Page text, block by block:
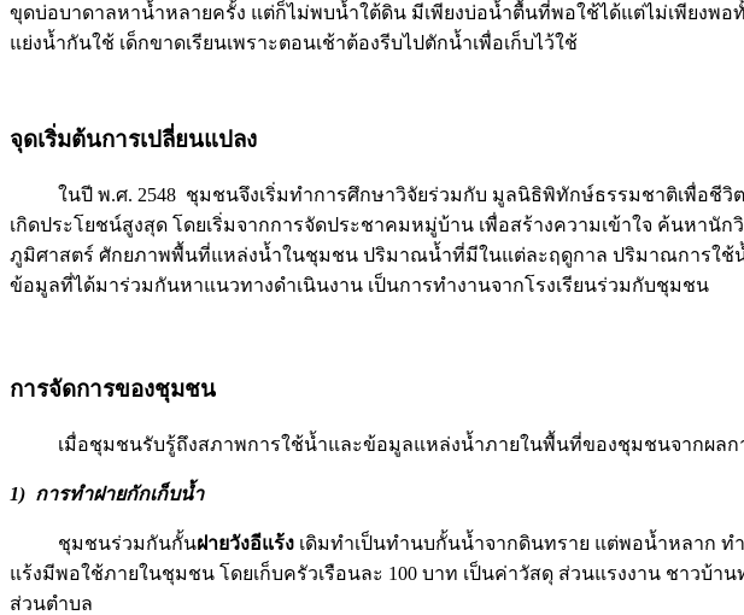
ขุดบ่อบาดาลหาน้ำหลายครั้ง แต่ก็ไม่พบน้ำใต้ดิน มีเพียงบ่อน้ำตื้นที่พอใช้ได้แต่ไม่เพียง
แย่งน้ำกันใช้ เด็กขาดเรียนเพราะตอนเช้าต้องรีบไปตักน้ำเพื่อเก็บไว้ใช้
จุดเริ่มต้นการเปลี่ยนแปลง
ในปี พ.ศ. 2548 ชุมชนจึงเริ่มทำการศึกษาวิจัยร่วมกับ มูลนิธิพิทักษ์ธรรมชาติเพื่อชี
เกิดประโยชน์สูงสุด โดยเริ่มจากการจัดประชาคมหมู่บ้าน เพื่อสร้างความเข้าใจ ค้นหานั
ภูมิศาสตร์ ศักยภาพพื้นที่แหล่งน้ำในชุมชน ปริมาณน้ำที่มีในแต่ละฤดูกาล ปริมาณการใช้
ข้อมูลที่ได้มาร่วมกันหาแนวทางดำเนินงาน เป็นการทำงานจากโรงเรียนร่วมกับชุมชน
การจัดการของชุมชน
เมื่อชุมชนรับรู้ถึงสภาพการใช้น้ำและข้อมูลแหล่งน้ำภายในพื้นที่ของชุมชนจากผลก
1) การทำฝายกักเก็บน้ำ
ชุมชนร่วมกันกั้นฝายวังอีแร้ง เดิมทำเป็นทำนบกั้นน้ำจากดินทราย แต่พอน้ำหลาก
แร้งมีพอใช้ภายในชุมชน โดยเก็บครัวเรือนละ 100 บาท เป็นค่าวัสดุ ส่วนแรงงาน ชาว
ส่วนตำบล